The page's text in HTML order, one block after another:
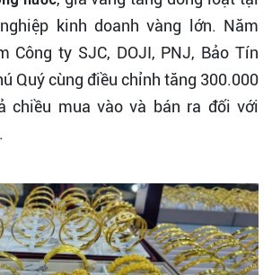
kinh doanh vàng lớn. Năm
Công ty SJC, DOJI, PNJ, Bảo Tín
Quý cùng điều chỉnh tăng 300.000
chiều mua vào và bán ra đối với